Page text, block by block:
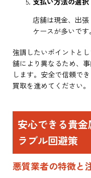
店舗は現金、出
ケースが多いです。
強調したいポイントと
舗により異なるため、
します。安全で信頼で
買取を進めてください。
安心できる貴
ラブル回避策
悪質業者の特徴と